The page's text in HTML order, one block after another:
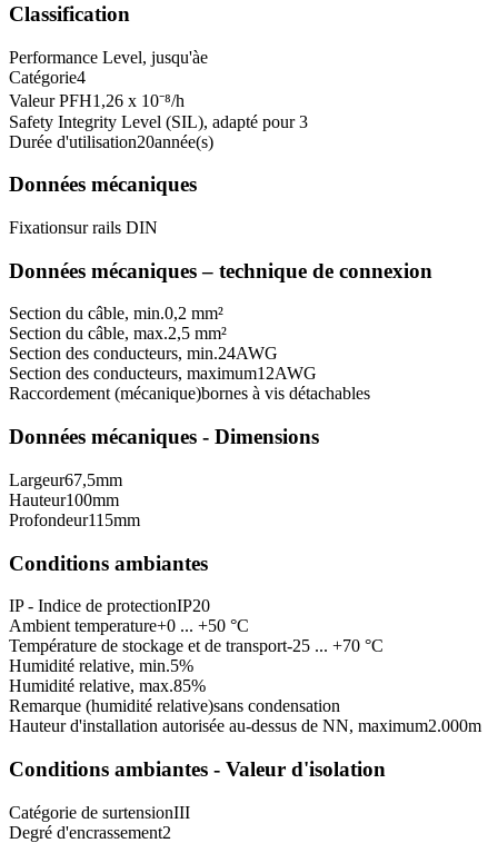
Classification
Performance Level, jusqu'àe
Catégorie4
Valeur PFH1,26 x 10⁻⁸/h
Safety Integrity Level (SIL), adapté pour3
Durée d'utilisation20année(s)
Données mécaniques
Fixationsur rails DIN
Données mécaniques – technique de connexion
Section du câble, min.0,2 mm²
Section du câble, max.2,5 mm²
Section des conducteurs, min.24AWG
Section des conducteurs, maximum12AWG
Raccordement (mécanique)bornes à vis détachables
Données mécaniques - Dimensions
Largeur67,5mm
Hauteur100mm
Profondeur115mm
Conditions ambiantes
IP - Indice de protectionIP20
Ambient temperature+0 ... +50 °C
Température de stockage et de transport-25 ... +70 °C
Humidité relative, min.5%
Humidité relative, max.85%
Remarque (humidité relative)sans condensation
Hauteur d'installation autorisée au-dessus de NN, maximum2.000m
Conditions ambiantes - Valeur d'isolation
Catégorie de surtensionIII
Degré d'encrassement2